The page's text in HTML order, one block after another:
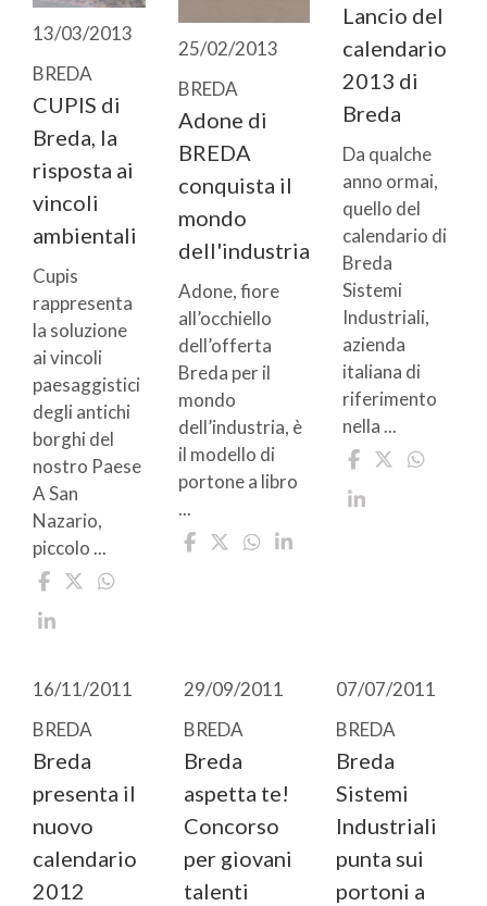
13/03/2013
BREDA
CUPIS di
Breda, la
risposta ai
vincoli
ambientali
Cupis
rappresenta
la soluzione
ai vincoli
paesaggistici
degli antichi
borghi del
nostro Paese
A San
Nazario,
piccolo ...
25/02/2013
BREDA
Adone di
BREDA
conquista il
mondo
dell'industria
Adone, fiore
all’occhiello
dell’offerta
Breda per il
mondo
dell’industria, è
il modello di
portone a libro
...
Lancio del
calendario
2013 di
Breda
Da qualche
anno ormai,
quello del
calendario di
Breda
Sistemi
Industriali,
azienda
italiana di
riferimento
nella ...
16/11/2011
BREDA
Breda
presenta il
nuovo
calendario
2012
29/09/2011
BREDA
Breda
aspetta te!
Concorso
per giovani
talenti
07/07/2011
BREDA
Breda
Sistemi
Industriali
punta sui
portoni a